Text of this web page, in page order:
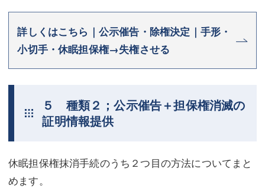
詳しくはこちら｜公示催告・除権決定｜手形・
小切手・休眠担保権→失権させる
５ 種類２；公示催告＋担保権消滅の
証明情報提供
休眠担保権抹消手続のうち２つ目の方法についてまと
めます。